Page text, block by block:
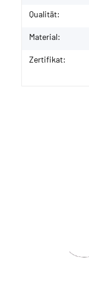
Qualität:
Material:
Zertifikat: